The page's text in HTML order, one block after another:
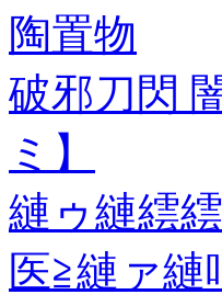
陶置物
破邪刀閃
ミ】
縺ゥ縺繧
医≧縺ァ縺